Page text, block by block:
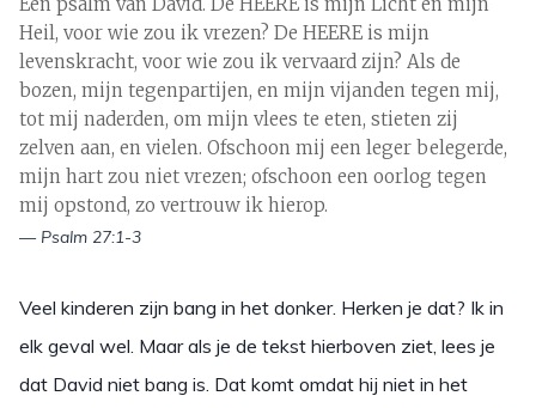
Een psalm van David. De HEERE is mijn Licht en mijn
Heil, voor wie zou ik vrezen? De HEERE is mijn
levenskracht, voor wie zou ik vervaard zijn? Als de
bozen, mijn tegenpartijen, en mijn vijanden tegen mij,
tot mij naderden, om mijn vlees te eten, stieten zij
zelven aan, en vielen. Ofschoon mij een leger belegerde,
mijn hart zou niet vrezen; ofschoon een oorlog tegen
mij opstond, zo vertrouw ik hierop.
— Psalm 27:1-3
Veel kinderen zijn bang in het donker. Herken je dat? Ik in
elk geval wel. Maar als je de tekst hierboven ziet, lees je
dat David niet bang is. Dat komt omdat hij niet in het